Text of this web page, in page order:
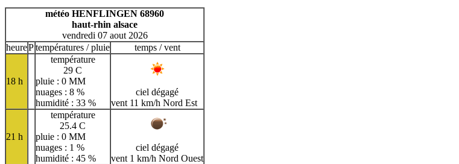
F
G
H
I J K L M
N
R S T
U
V
W X Y Z
météo HENFLINGEN 68960
haut-rhin alsace
vendredi 07 aout 2026
heurePtempératures / pluie temps / vent
18 h
température
29 C
pluie : 0 MM
nuages : 8 %
humidité : 33 %
ciel dégagé
vent 11 km/h Nord Est
21 h
température
25.4 C
pluie : 0 MM
nuages : 1 %
humidité : 45 %
ciel dégagé
vent 1 km/h Nord Ouest